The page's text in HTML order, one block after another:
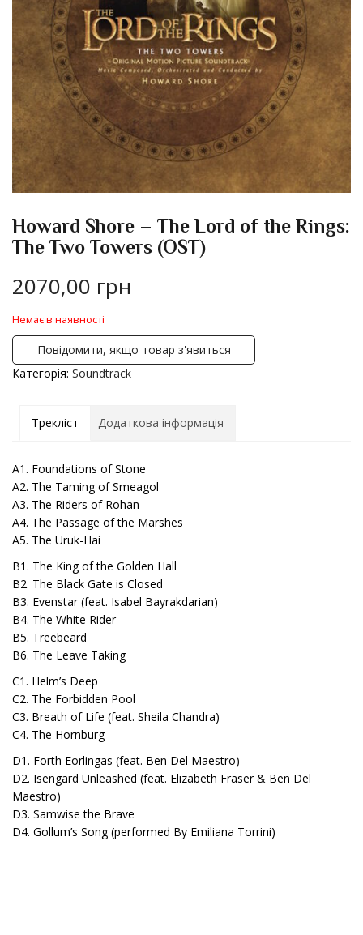
Howard Shore – The Lord of the Rings:
The Two Towers (OST)
2070,00 грн
Немає в наявності
Повідомити, якщо товар з'явиться
Категорія: Soundtrack
Трекліст Додаткова інформація
A1. Foundations of Stone
A2. The Taming of Smeagol
A3. The Riders of Rohan
A4. The Passage of the Marshes
A5. The Uruk-Hai
B1. The King of the Golden Hall
B2. The Black Gate is Closed
B3. Evenstar (feat. Isabel Bayrakdarian)
B4. The White Rider
B5. Treebeard
B6. The Leave Taking
C1. Helm’s Deep
C2. The Forbidden Pool
C3. Breath of Life (feat. Sheila Chandra)
C4. The Hornburg
D1. Forth Eorlingas (feat. Ben Del Maestro)
D2. Isengard Unleashed (feat. Elizabeth Fraser & Ben Del
Maestro)
D3. Samwise the Brave
D4. Gollum’s Song (performed By Emiliana Torrini)